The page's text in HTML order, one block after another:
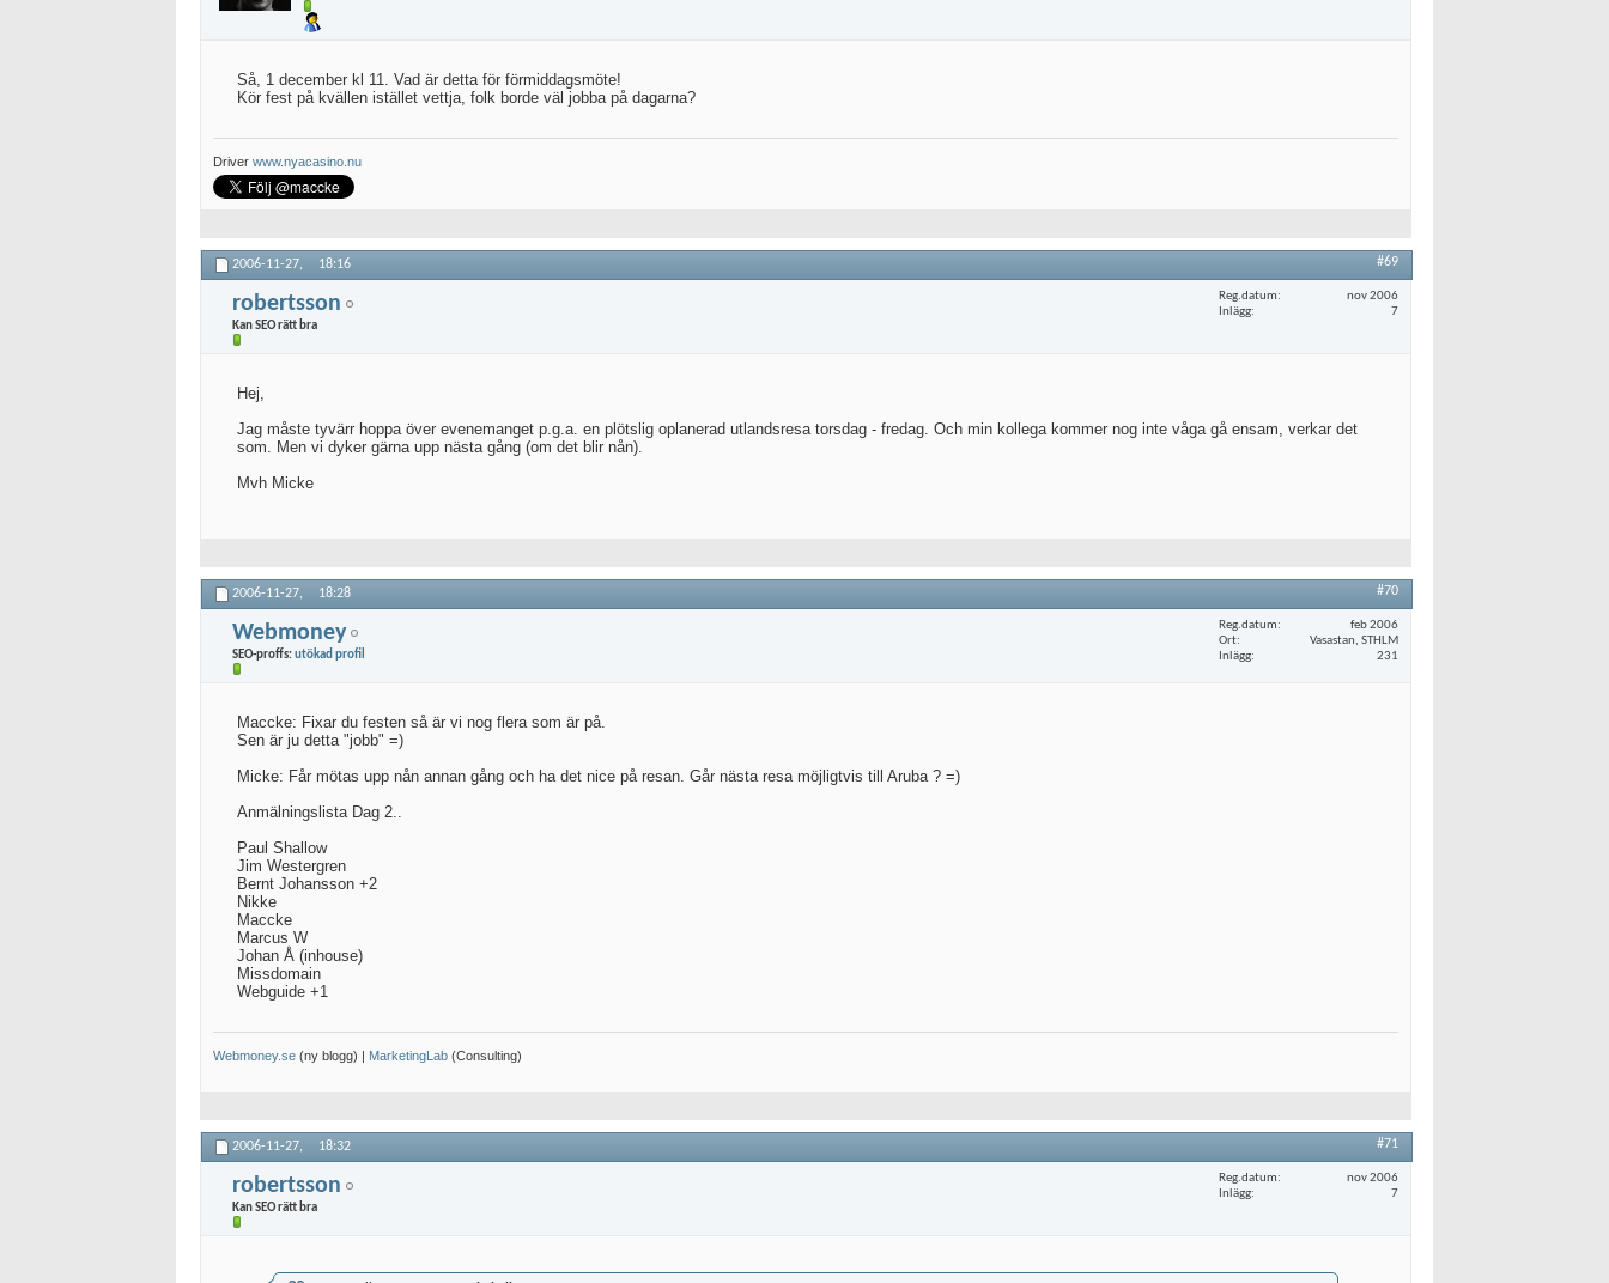
Så, 1 december kl 11. Vad är detta för förmiddagsmöte!
Kör fest på kvällen istället vettja, folk borde väl jobba på dagarna?
Driver www.nyacasino.nu
2006-11-27, 18:16 #69
robertsson
Kan SEO rätt bra
Reg.datum
nov 2006
Inlägg
7
Hej,
Jag måste tyvärr hoppa över evenemanget p.g.a. en plötslig oplanerad utlandsresa torsdag - fredag. Och min kollega kommer nog inte våga gå ensam, verkar det
som. Men vi dyker gärna upp nästa gång (om det blir nån).
Mvh Micke
2006-11-27, 18:28 #70
Webmoney
SEO-proffs:utökad profil
Reg.datum
feb 2006
Ort
Vasastan, STHLM
Inlägg
231
Maccke: Fixar du festen så är vi nog flera som är på.
Sen är ju detta "jobb" =)
Micke: Får mötas upp nån annan gång och ha det nice på resan. Går nästa resa möjligtvis till Aruba ? =)
Anmälningslista Dag 2..
Paul Shallow
Jim Westergren
Bernt Johansson +2
Nikke
Maccke
Marcus W
Johan Å (inhouse)
Missdomain
Webguide +1
Webmoney.se (ny blogg) | MarketingLab (Consulting)
2006-11-27, 18:32 #71
robertsson
Kan SEO rätt bra
Reg.datum
nov 2006
Inlägg
7